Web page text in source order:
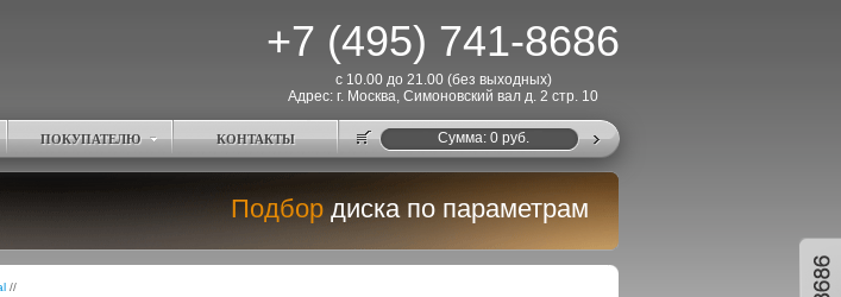
+7 (495) 741-8686
с 10.00 до 21.00 (без выходных)
Адрес: г. Москва, Симоновский вал д. 2 стр. 10
ПОКУПАТЕЛЮ КОНТАКТЫ Cумма: 0руб.
Подбор диска по параметрам
//